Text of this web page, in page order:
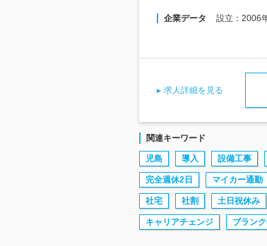
企業データ 設立：2006
求人詳細を見る
関連キーワード
児島 導入 設備工事
完全週休2日 マイカー通勤
社宅 社割 土日祝休み
キャリアチェンジ ブラン